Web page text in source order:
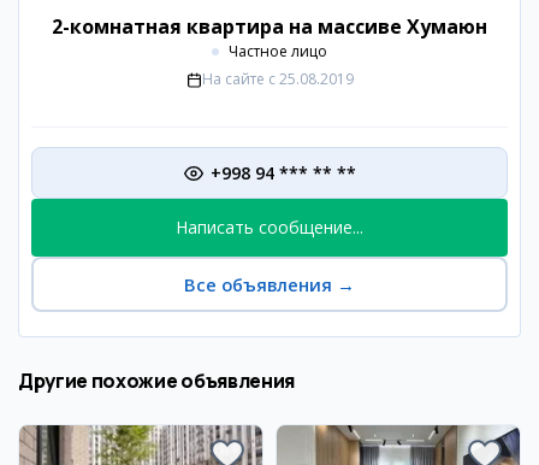
2-комнатная квартира на массиве Хумаюн
Частное лицо
На сайте с 25.08.2019
+998 94 *** ** **
Написать сообщение...
Все объявления →
Другие похожие объявления